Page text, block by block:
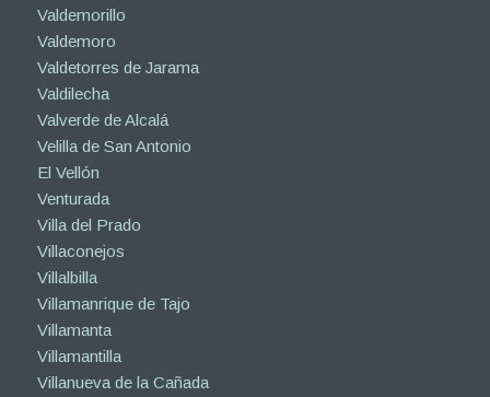
Valdemorillo
Valdemoro
Valdetorres de Jarama
Valdilecha
Valverde de Alcalá
Velilla de San Antonio
El Vellón
Venturada
Villa del Prado
Villaconejos
Villalbilla
Villamanrique de Tajo
Villamanta
Villamantilla
Villanueva de la Cañada